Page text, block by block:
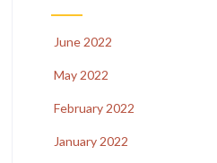
June 2022
May 2022
February 2022
January 2022